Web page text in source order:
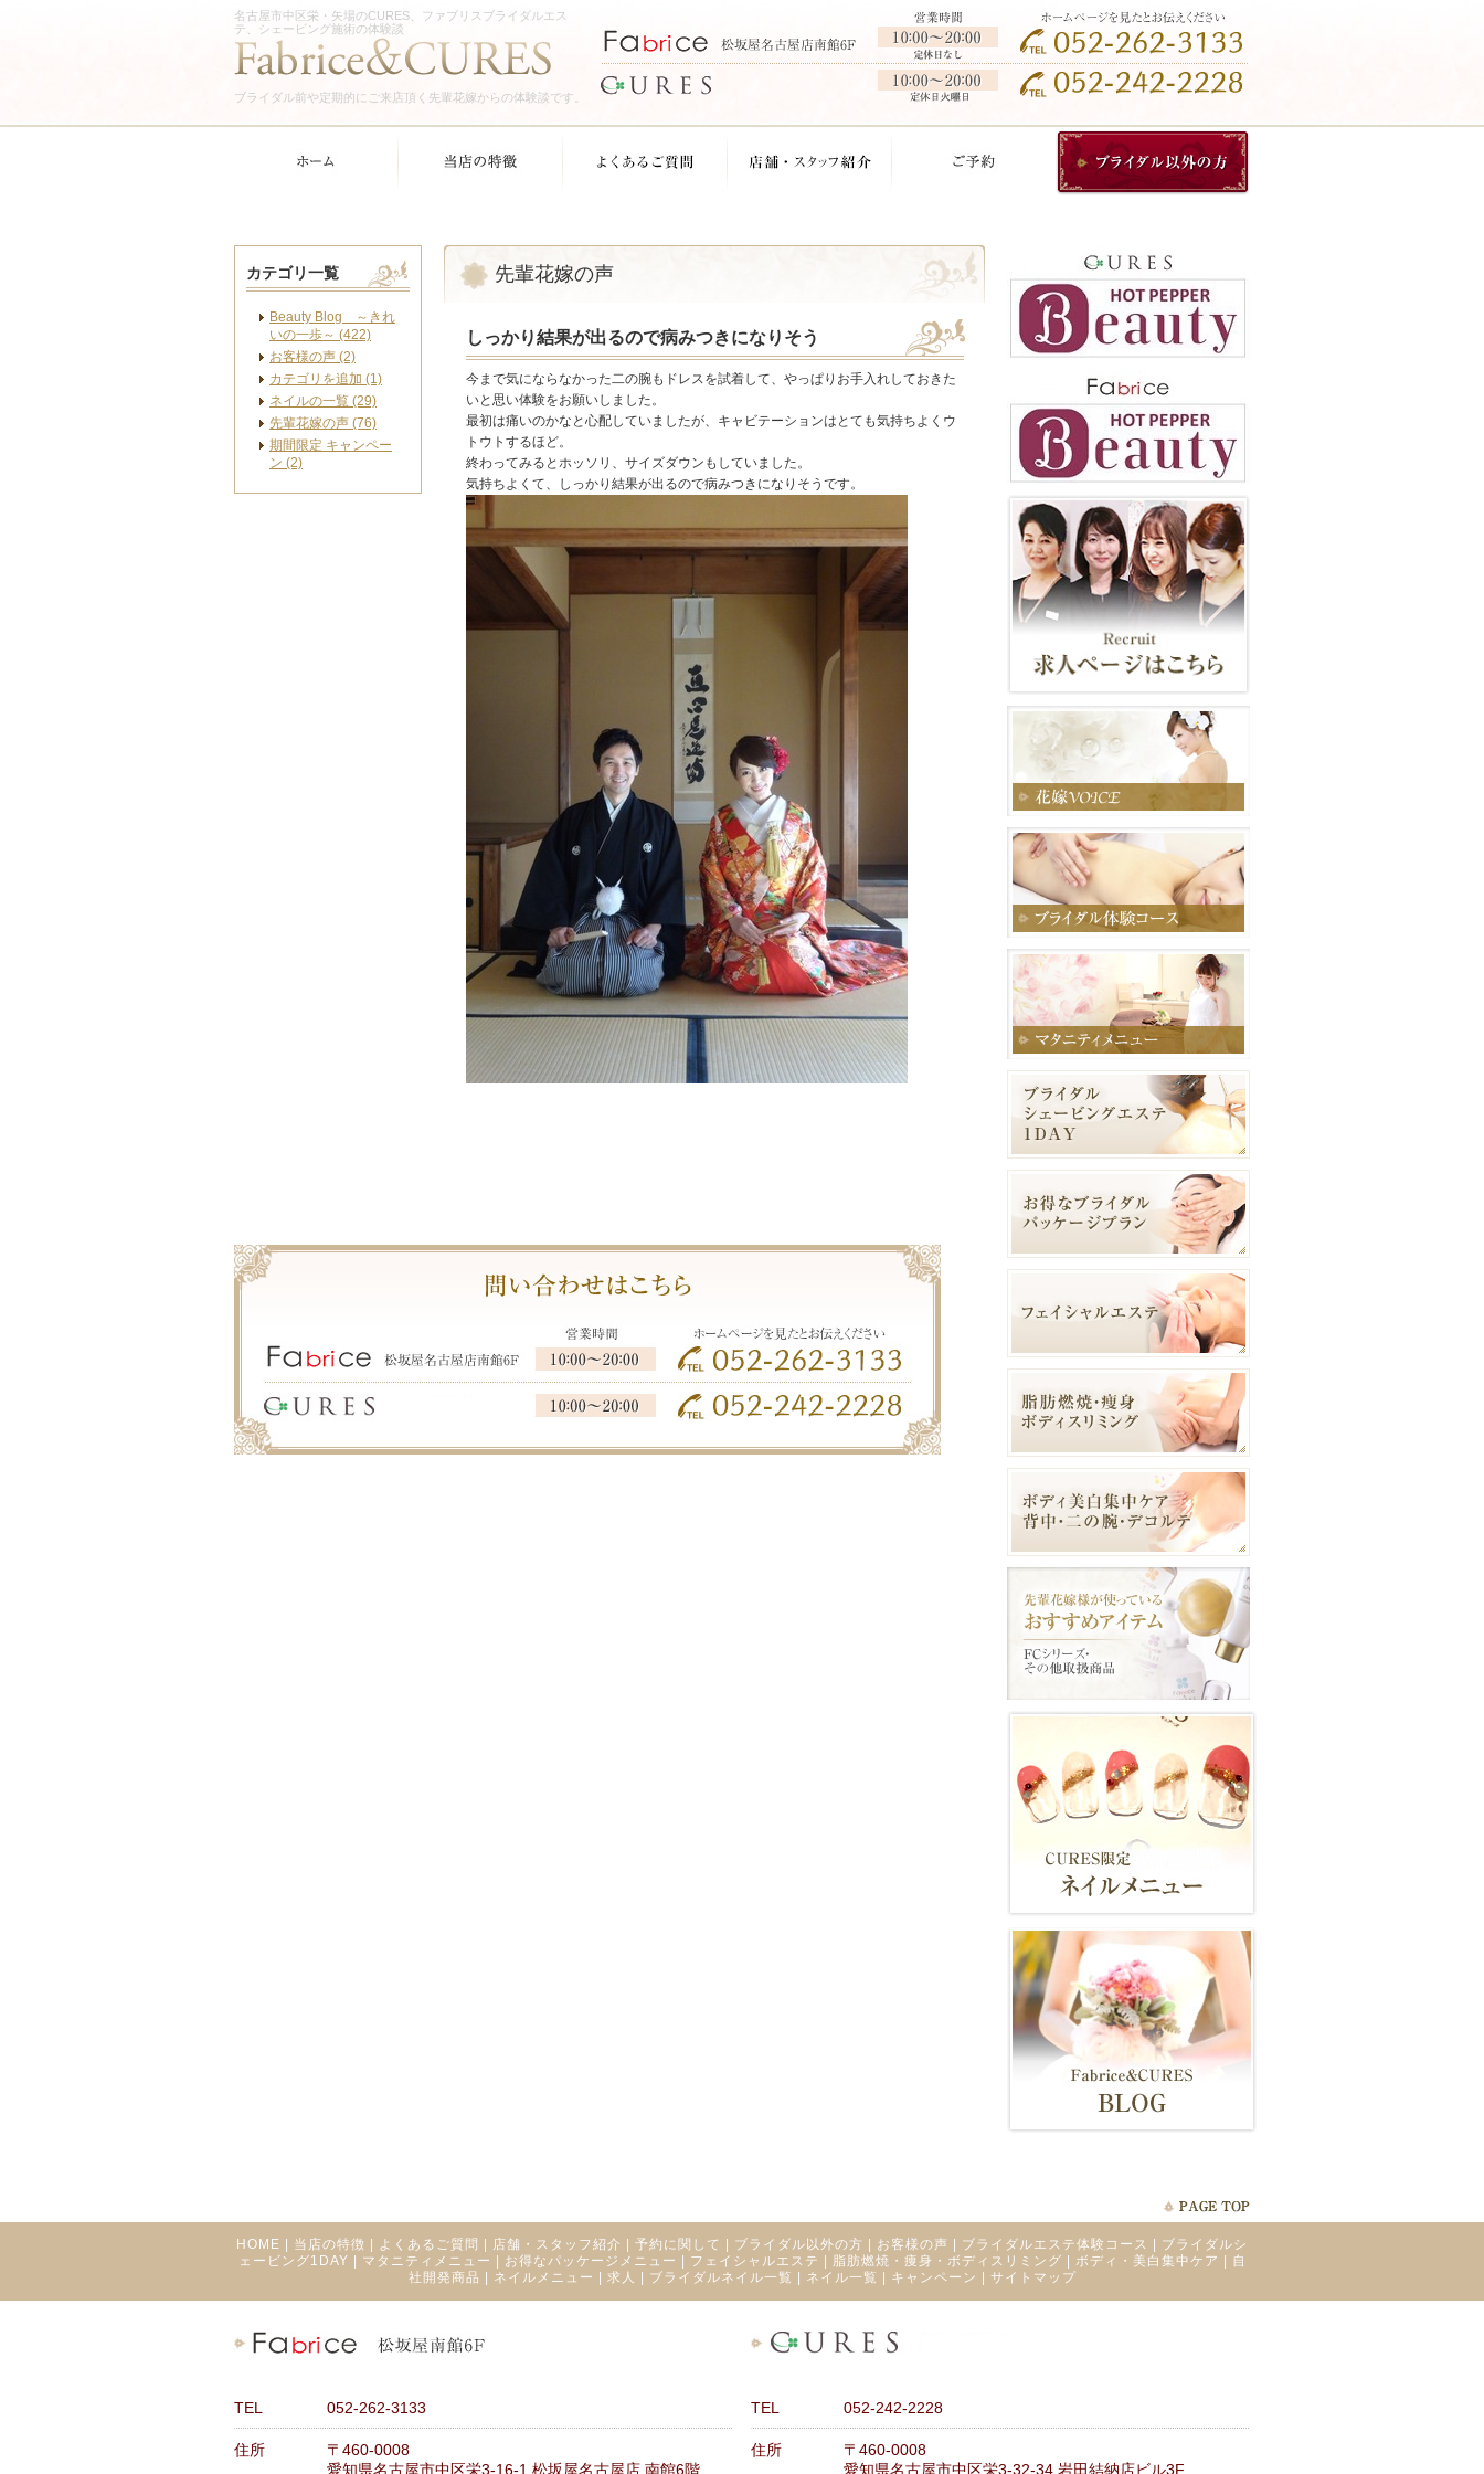
名古屋市中区栄・矢場のCURES、ファブリスブライダルエス
テ、シェービング施術の体験談
ブライダル前や定期的にご来店頂く先輩花嫁からの体験談です。
先輩花嫁の声
しっかり結果が出るので病みつきになりそう
今まで気にならなかった二の腕もドレスを試着して、やっぱりお手入れしておきた
いと思い体験をお願いしました。
最初は痛いのかなと心配していましたが、キャビテーションはとても気持ちよくウ
トウトするほど。
終わってみるとホッソリ、サイズダウンもしていました。
気持ちよくて、しっかり結果が出るので病みつきになりそうです。
カテゴリ一覧
Beauty Blog ～きれ
いの一歩～ (422)
お客様の声 (2)
カテゴリを追加 (1)
ネイルの一覧 (29)
先輩花嫁の声 (76)
期間限定 キャンペー
ン (2)
HOME 当店の特徴 よくあるご質問 店舗・スタッフ紹介 予約に関して ブライダル以外の方 お客様の声 ブライダルエステ体験コース
ブライダルシ
ェービング1DAY
マタニティメニュー お得なパッケージメニュー フェイシャルエステ 脂肪燃焼・痩身・ボディスリミング ボディ・美白集中ケア
自
社開発商品
ネイルメニュー 求人 ブライダルネイル一覧 ネイル一覧 キャンペーン サイトマップ
TEL 052-262-3133 TEL 052-242-2228
住所
〒460-0008
愛知県名古屋市中区栄3-16-1 松坂屋名古屋店 南館6階
住所
〒460-0008
愛知県名古屋市中区栄3-32-34 岩田結納店ビル3F